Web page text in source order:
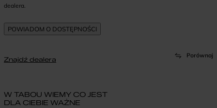
dealera.
Porównaj
Znajdź dealera
W TABOU WIEMY CO JEST
DLA CIEBIE WAŻNE